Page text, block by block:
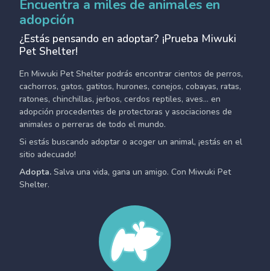
Encuentra a miles de animales en
adopción
¿Estás pensando en adoptar? ¡Prueba Miwuki
Pet Shelter!
En Miwuki Pet Shelter podrás encontrar cientos de perros,
cachorros, gatos, gatitos, hurones, conejos, cobayas, ratas,
ratones, chinchillas, jerbos, cerdos reptiles, aves... en
adopción procedentes de protectoras y asociaciones de
animales o perreras de todo el mundo.
Si estás buscando adoptar o acoger un animal, ¡estás en el
sitio adecuado!
Adopta. Salva una vida, gana un amigo. Con Miwuki Pet
Shelter.